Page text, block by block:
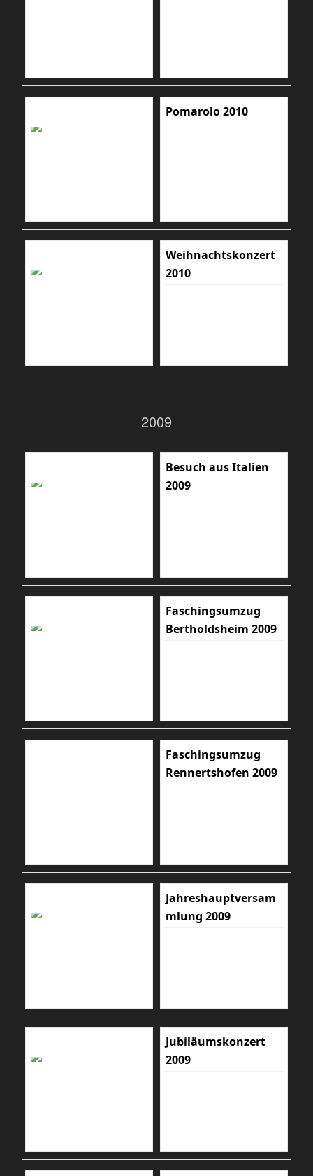
Pomarolo 2010
Weihnachtskonzert
2010
2009
Besuch aus Italien
2009
Faschingsumzug
Bertholdsheim 2009
Faschingsumzug
Rennertshofen 2009
Jahreshauptversam
mlung 2009
Jubiläumskonzert
2009